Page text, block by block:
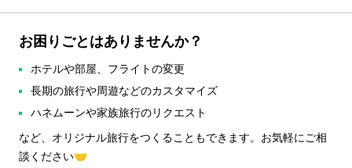
お困りごとはありませんか？
ホテルや部屋、フライトの変更
長期の旅行や周遊などのカスタマイズ
ハネムーンや家族旅行のリクエスト
など、オリジナル旅行をつくることもできます。お気軽にご相
談ください🤝